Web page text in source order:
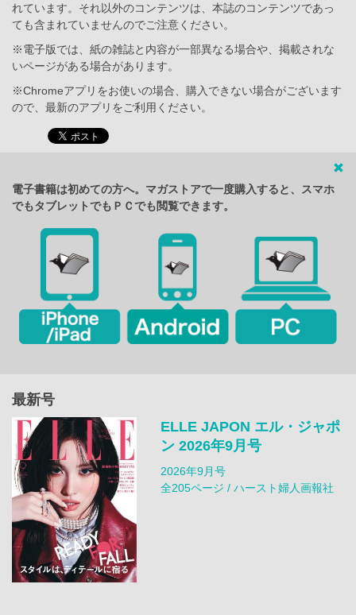
れています。それ以外のコンテンツは、本誌のコンテンツであっ
ても含まれていませんのでご注意ください。
※電子版では、紙の雑誌と内容が一部異なる場合や、掲載されな
いページがある場合があります。
※Chromeアプリをお使いの場合、購入できない場合がございます
ので、最新のアプリをご利用ください。
電子書籍は初めての方へ。マガストアで一度購入すると、スマホ
でもタブレットでもＰＣでも閲覧できます。
最新号
ELLE JAPON エル・ジャポ
ン 2026年9月号
2026年9月号
全205ページ / ハースト婦人画報社